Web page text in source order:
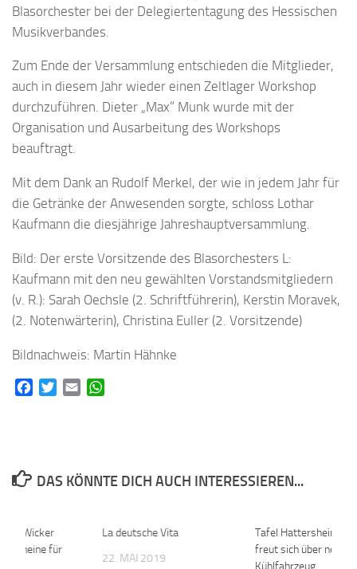
Blasorchester bei der Delegiertentagung des Hessischen
Musikverbandes.
Zum Ende der Versammlung entschieden die Mitglieder,
auch in diesem Jahr wieder einen Zeltlager Workshop
durchzuführen. Dieter „Max“ Munk wurde mit der
Organisation und Ausarbeitung des Workshops
beauftragt.
Mit dem Dank an Rudolf Merkel, der wie in jedem Jahr für
die Getränke der Anwesenden sorgte, schloss Lothar
Kaufmann die diesjährige Jahreshauptversammlung.
Bild: Der erste Vorsitzende des Blasorchesters L:
Kaufmann mit den neu gewählten Vorstandsmitgliedern
(v. R.): Sarah Oechsle (2. Schriftführerin), Kerstin Moravek,
(2. Notenwärterin), Christina Euller (2. Vorsitzende)
Bildnachweis: Martin Hähnke
FacebookTwitterEmail
DAS KÖNNTE DICH AUCH INTERESSIEREN...
La deutsche Vita
22. MAI 2019
Tafel Hattersheim-
freut sich über neues
Wicker
„Scheine für